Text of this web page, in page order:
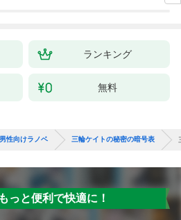
ランキング
無料
男性向けラノベ 三輪ケイトの秘密の暗号表
っと便利で快適に！